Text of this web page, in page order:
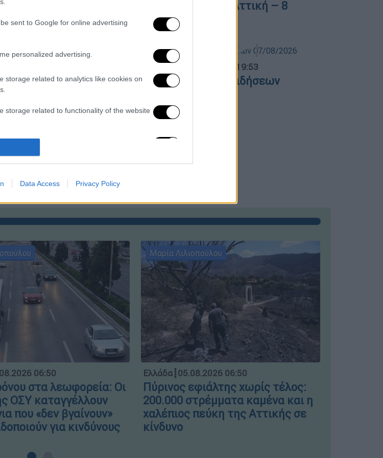
sent to Google for online advertising
personalized advertising.
storage related to analytics like cookies on
storage related to functionality of the website
storage related to personalization.
storage related to security, including
Data Access Privacy Policy
υποψηφιότητα για
σαν το φύλλο του
έπειτα από ένα ωραίο,
καλοκαίρι
Κινηματογράφου
Φάρελ
κρούσματα στην Αττική – 8
ασθενείς σε ΜΕΘ
Κεντρικό... 07.08.2026 19:53
Κεντρικό δελτίο ειδήσεων
06:50
στα λεωφορεία: Οι
ΟΣΥ καταγγέλλουν
που «δεν βγαίνουν»
για κινδύνους
Μαρία Λιλιοπούλου
Ελλάδα┋05.08.2026 06:50
Πύρινος εφιάλτης χωρίς τέλος:
200.000 στρέμματα καμένα και η
χαλέπιος πεύκη της Αττικής σε
κίνδυνο